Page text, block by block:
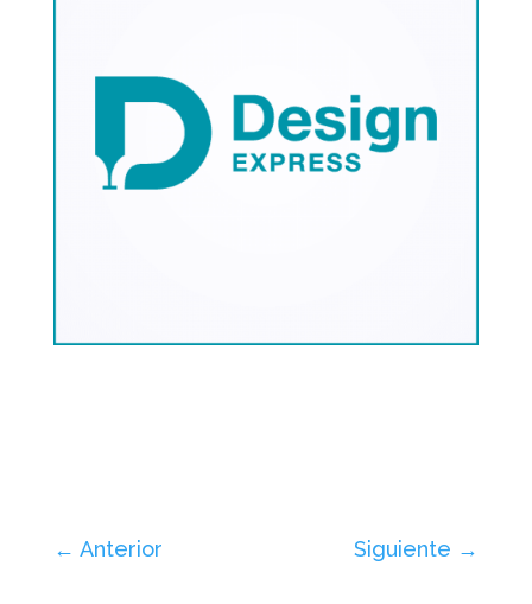
← Anterior Siguiente →